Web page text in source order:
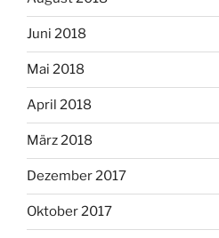
Juni 2018
Mai 2018
April 2018
März 2018
Dezember 2017
Oktober 2017